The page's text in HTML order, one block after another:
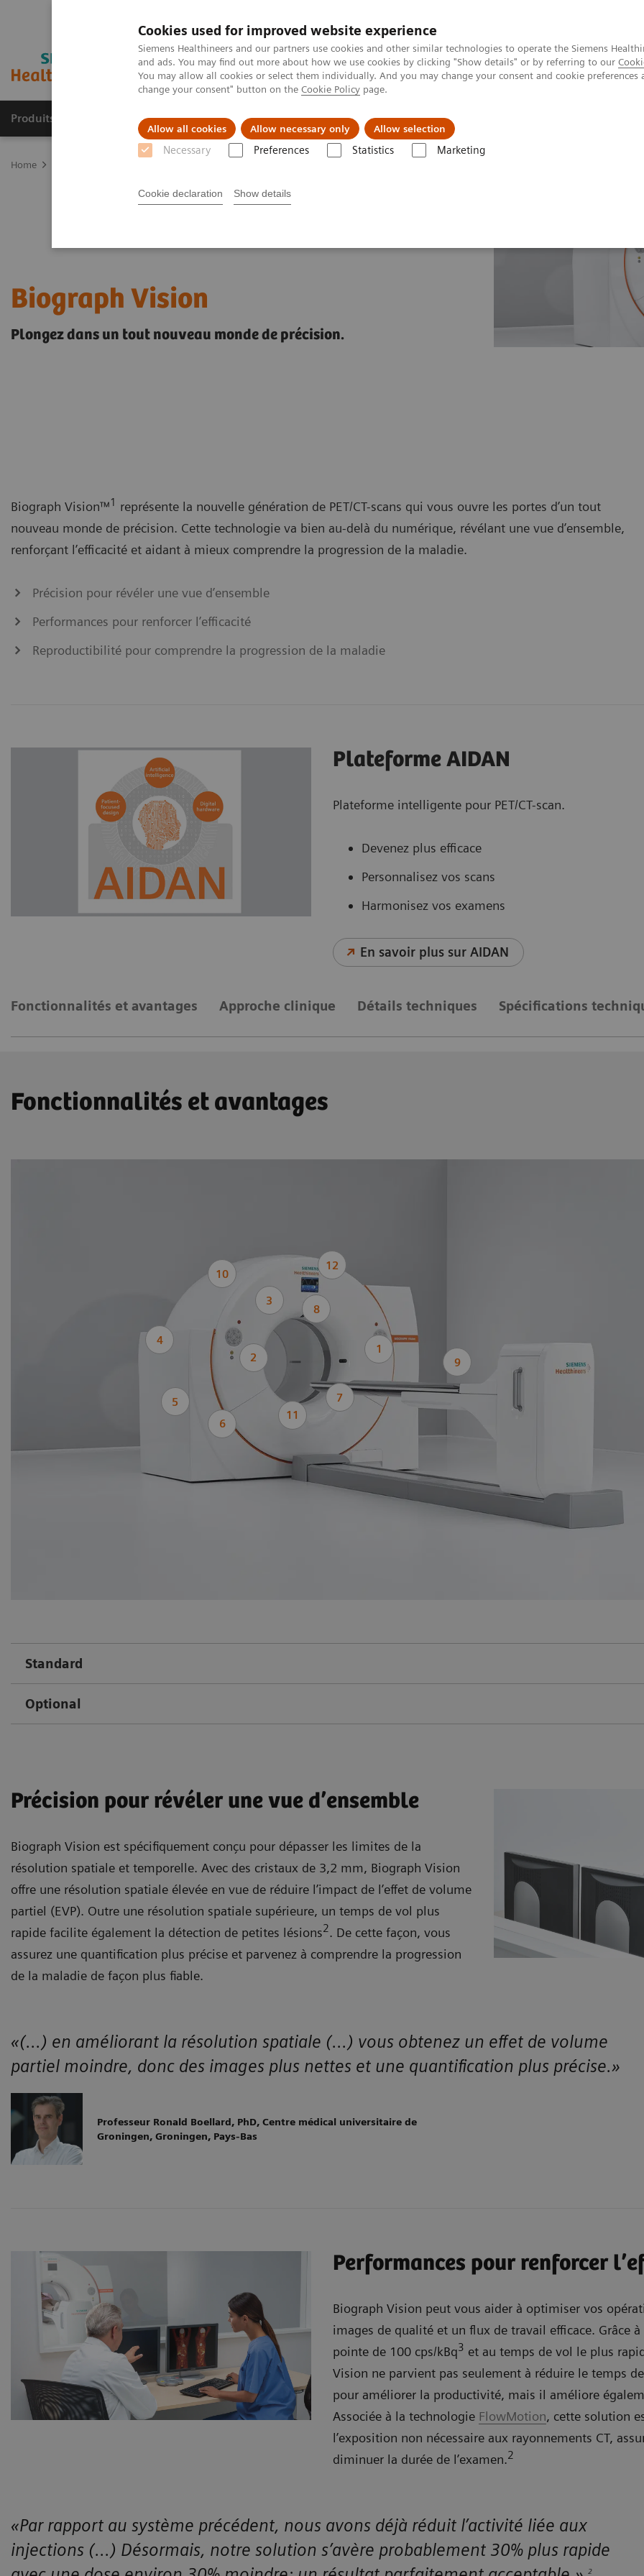
Cookies used for improved website experience
Siemens Healthineers and our partners use cookies and other similar technologies to operate the Siemens
and ads. You may find out more about how we use cookies by clicking "Show details" or by referring to our
You may allow all cookies or select them individually. And you may change your consent and cookie
change your consent" button on the Cookie Policy page.
Allow all cookies Allow necessary only Allow selection
Necessary Preferences Statistics Marketing
Cookie declaration Show details
Produits & services Domaines cliniques Actualités et événements
Home
Biograph Vision
Plongez dans un tout nouveau monde de précision.
Biograph Vision™1 représente la nouvelle génération de PET/CT-scans qui vous ouvre les portes d’un tout
nouveau monde de précision. Cette technologie va bien au-delà du numérique, révélant une vue d’ensemble,
renforçant l’efficacité et aidant à mieux comprendre la progression de la maladie.
Précision pour révéler une vue d’ensemble
Performances pour renforcer l’efficacité
Reproductibilité pour comprendre la progression de la maladie
Plateforme AIDAN
Plateforme intelligente pour PET/CT-scan.
Devenez plus efficace
Personnalisez vos scans
Harmonisez vos examens
En savoir plus sur AIDAN
Fonctionnalités et avantages Approche clinique Détails techniques Spécifications
Fonctionnalités et avantages
1
2
3
4
5
6
7
8
9
10
11
12
Standard
Optional
Précision pour révéler une vue d’ensemble
Biograph Vision est spécifiquement conçu pour dépasser les limites de la
résolution spatiale et temporelle. Avec des cristaux de 3,2 mm, Biograph Vision
offre une résolution spatiale élevée en vue de réduire l’impact de l’effet de volume
partiel (EVP). Outre une résolution spatiale supérieure, un temps de vol plus
rapide facilite également la détection de petites lésions2. De cette façon, vous
assurez une quantification plus précise et parvenez à comprendre la progression
de la maladie de façon plus fiable.
«(...) en améliorant la résolution spatiale (...) vous obtenez un effet de volume
partiel moindre, donc des images plus nettes et une quantification plus précise.»
Professeur Ronald Boellard, PhD, Centre médical universitaire de
Groningen, Groningen, Pays-Bas
Performances pour renforcer
Biograph Vision peut vous aider à optimiser vos
images de qualité et un flux de travail efficace. Grâce
pointe de 100 cps/kBq3 et au temps de vol le plus
Vision ne parvient pas seulement à réduire le temps
pour améliorer la productivité, mais il améliore
Associée à la technologie FlowMotion, cette solution
l’exposition non nécessaire aux rayonnements CT,
diminuer la durée de l’examen.2
«Par rapport au système précédent, nous avons déjà réduit l’activité liée aux
injections (...) Désormais, notre solution s’avère probablement 30% plus rapide
2